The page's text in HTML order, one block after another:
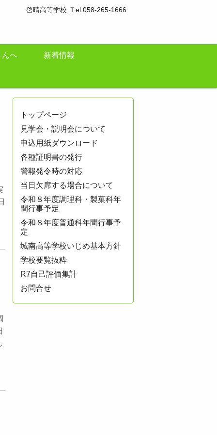
啓晴高等学校 Ｔel:058-265-1666
んへ 新着情報
トップページ
見学会・説明会について
申込用紙ダウンロード
各種証明書の発行
警報発令時の対応
当日欠席する場合について
令和８年度調理科・製菓科年
間行事予定
令和８年度普通科年間行事予
定
城南高等学校いじめ基本方針
学校要覧抜粋
R7自己評価集計
お問合せ